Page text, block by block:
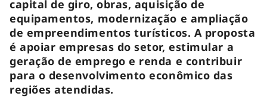
capital de giro, obras, aquisição de
equipamentos, modernização e ampliação
de empreendimentos turísticos. A proposta
é apoiar empresas do setor, estimular a
geração de emprego e renda e contribuir
para o desenvolvimento econômico das
regiões atendidas.